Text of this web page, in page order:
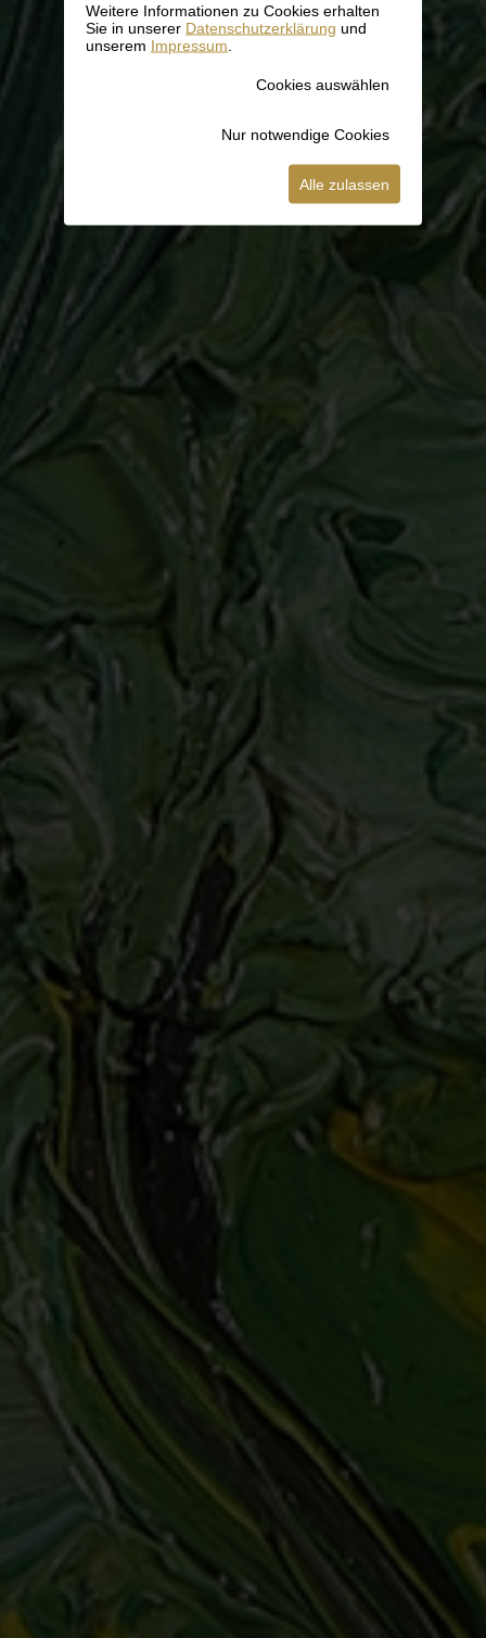
Weitere Informationen zu Cookies erhalten
Sie in unserer Datenschutzerklärung und
unserem Impressum
Cookies auswählen
Nur notwendige Cookies
Alle zulassen